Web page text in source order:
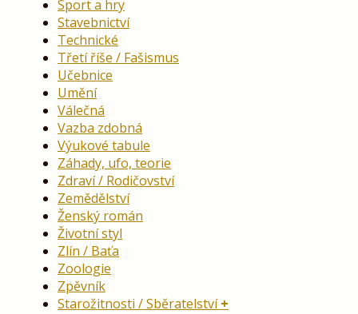
Sport a hry
Stavebnictví
Technické
Třetí říše / Fašismus
Učebnice
Umění
Válečná
Vazba zdobná
Výukové tabule
Záhady, ufo, teorie
Zdraví / Rodičovství
Zemědělství
Ženský román
Životní styl
Zlín / Baťa
Zoologie
Zpěvník
Starožitnosti / Sběratelství